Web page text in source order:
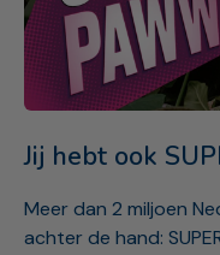
Jij hebt ook
Meer dan 2 miljoen
achter de hand: